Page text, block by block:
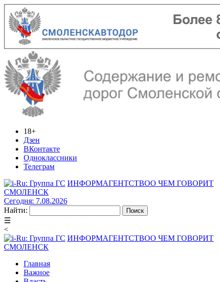
18+
Дзен
ВКонтакте
Одноклассники
Телеграм
ИНФОРМАГЕНТСТВОО ЧЕМ ГОВОРИТ
СМОЛЕНСК
Сегодня: 7.08.2026
Найти:
☰
<
ИНФОРМАГЕНТСТВОО ЧЕМ ГОВОРИТ
СМОЛЕНСК
Главная
Важное